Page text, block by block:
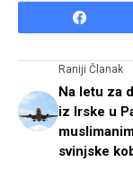
Raniji Članak
Na letu za
iz Irske u
svinjske